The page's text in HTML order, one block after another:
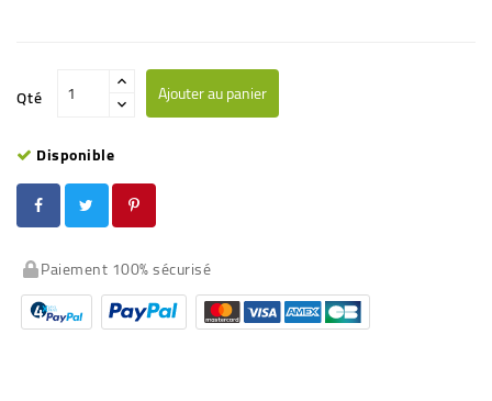
Qté Ajouter au panier
Disponible
Paiement 100% sécurisé